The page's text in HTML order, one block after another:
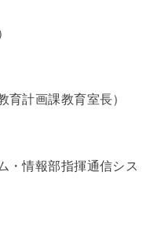
育計画課教育室長）
・情報部指揮通信シス